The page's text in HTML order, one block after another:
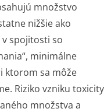
množstvo
nižšie ako
spojitosti so
minimálne
ktorom sa môže
Riziko vzniku toxicity
množstva a